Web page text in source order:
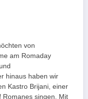
von
am Romaday
hinaus haben wir
Kastro Brijani, einer
Romanes singen. Mit